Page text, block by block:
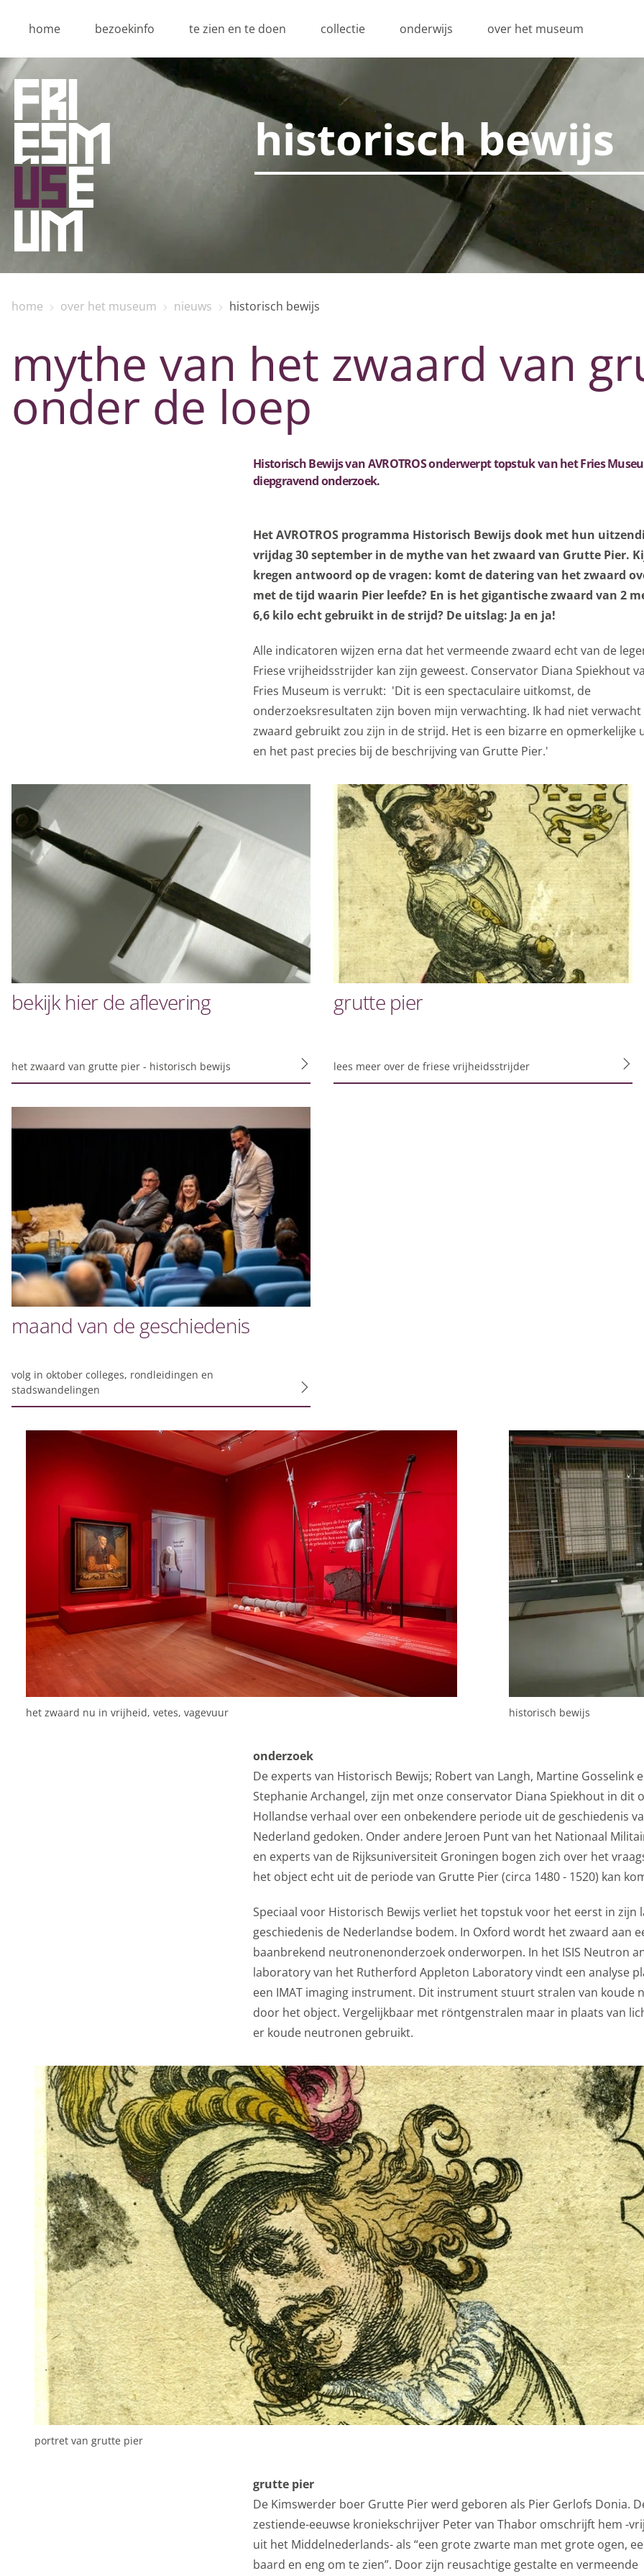
home bezoekinfo te zien en te doen collectie onderwijs over het museum
historisch bewijs
home over het museum nieuws historisch bewijs
mythe van het zwaard van
onder de loep
Historisch Bewijs van AVROTROS onderwerpt topstuk van het Fries
diepgravend onderzoek.
Het AVROTROS programma Historisch Bewijs dook met hun
vrijdag 30 september in de mythe van het zwaard van Grutte Pier.
kregen antwoord op de vragen: komt de datering van het zwaard
met de tijd waarin Pier leefde? En is het gigantische zwaard van 2
6,6 kilo echt gebruikt in de strijd? De uitslag: Ja en ja!
Alle indicatoren wijzen erna dat het vermeende zwaard echt van de
Friese vrijheidsstrijder kan zijn geweest. Conservator Diana Spiekhout
Fries Museum is verrukt: 'Dit is een spectaculaire uitkomst, de
onderzoeksresultaten zijn boven mijn verwachting. Ik had niet
zwaard gebruikt zou zijn in de strijd. Het is een bizarre en opmerkelijke
en het past precies bij de beschrijving van Grutte Pier.'
bekijk hier de aflevering
het zwaard van grutte pier - historisch bewijs
grutte pier
lees meer over de friese vrijheidsstrijder
maand van de geschiedenis
volg in oktober colleges, rondleidingen en
stadswandelingen
het zwaard nu in vrijheid, vetes, vagevuur historisch bewijs
onderzoek
De experts van Historisch Bewijs; Robert van Langh, Martine Gosselink
Stephanie Archangel, zijn met onze conservator Diana Spiekhout in dit
Hollandse verhaal over een onbekendere periode uit de geschiedenis
Nederland gedoken. Onder andere Jeroen Punt van het Nationaal
en experts van de Rijksuniversiteit Groningen bogen zich over het
het object echt uit de periode van Grutte Pier (circa 1480 - 1520) kan
Speciaal voor Historisch Bewijs verliet het topstuk voor het eerst in zijn
geschiedenis de Nederlandse bodem. In Oxford wordt het zwaard aan
baanbrekend neutronenonderzoek onderworpen. In het ISIS Neutron
laboratory van het Rutherford Appleton Laboratory vindt een analyse
een IMAT imaging instrument. Dit instrument stuurt stralen van koude
door het object. Vergelijkbaar met röntgenstralen maar in plaats van
er koude neutronen gebruikt.
portret van grutte pier
grutte pier
De Kimswerder boer Grutte Pier werd geboren als Pier Gerlofs Donia.
zestiende-eeuwse kroniekschrijver Peter van Thabor omschrijft hem -
uit het Middelnederlands- als “een grote zwarte man met grote ogen,
baard en eng om te zien”. Door zijn reusachtige gestalte en vermeende
Privacy opties
Dankzij cookies hoef je niet steeds dezelfde informatie in te voeren wanneer je
geven ons ook inzicht hoe je onze site bekijkt. Zo kunnen wij deze steeds beter
Functionele cookies
Functionele cookies zijn nodig om de website goed te laten functioneren. Voor
privacy voorkeur, het maken van een boeking en dergelijke acties zijn deze
Analytische cookies
weer een beetje beter te maken. Het bezoekgedrag wordt anoniem in beeld
mogelijk die de functionaliteit van de website of app ondersteunt, bijvoorbeeld
opslag mogelijk, zoals cookies (web) of apparaatidentificatoren (apps),
bijvoorbeeld bezoekduur.
Analytische cookies
Marketing cookies
We gebruiken marketingcookies om je aanbiedingen te sturen waar je ook écht
aanbiedingen baseren we op wat je op de website bekijkt of op jouw persoonlijke
ook gebruik van cookies van YouTube, Facebook en Instagram, zodat je filmpjes
delen met je vrienden via social media. Maakt opslag mogelijk, zoals cookies
apparaatidentificatoren (apps), gerelateerd aan reclame.
Marketing cookies
We gebruiken marketingcookies voor personalisatie, waarmee we jou de meest
kunnen tonen. Die aanbiedingen baseren we op wat je op de website bekijkt of
interesses. We maken ook gebruik van cookies van YouTube, Facebook en
en informatie kunt delen met je vrienden via social media. Stelt toestemming in
advertenties.
Personalisatie cookies
Gedeelde klantinformatie
We delen jouw klantgegevens met derde partijen, om beter inzicht te krijgen in
website en onze marketingkanalen. Stelt toestemming in voor het verzenden van
naar Google voor online advertentiedoeleinden.
Gedeelde klantinformatie
Opslaan Alles accepteren